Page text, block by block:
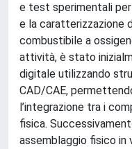
e test sperimentali
e la caratterizzazione
combustibile a
attività, è stato
digitale utilizzando
CAD/CAE,
l’integrazione tra i
fisica.
assemblaggio fisico in